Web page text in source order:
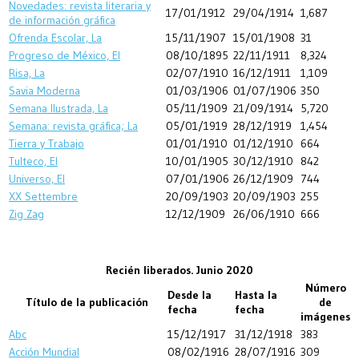
Novedades: revista literaria y
de información gráfica
17/01/1912 29/04/1914 1,687
Ofrenda Escolar, La
15/11/1907 15/01/1908 31
Progreso de México, El
08/10/1895 22/11/1911
8,324
Risa, La
02/07/1910 16/12/1911
1,109
Savia Moderna
01/03/1906 01/07/1906 350
Semana Ilustrada, La
05/11/1909 21/09/1914
5,720
Semana: revista gráfica; La
05/01/1919 28/12/1919
1,454
Tierra y Trabajo
01/01/1910 01/12/1910 664
Tulteco, El
10/01/1905 30/12/1910
842
Universo, El
07/01/1906 26/12/1909
744
XX Settembre
20/09/1903 20/09/1903 255
Zig Zag
12/12/1909 26/06/1910 666
Recién liberados. Junio 2020
Título de la publicación
Desde la
fecha
Hasta la
fecha
Número
de
imágenes
Abc
15/12/1917 31/12/1918
383
Acción Mundial
08/02/1916 28/07/1916 309